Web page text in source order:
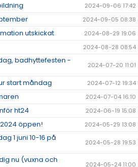
2024-09-06 17:42
2024-09-05 08:38
utskickat 2024-08-29 19:06
2024-08-28 08:54
badhyttefesten -
2024-07-20 11:01
start måndag 2024-07-12 19:34
2024-07-04 16:10
ht24 2024-06-19 15:08
öppen! 2024-05-29 13:08
1 juni 10-16 på
2024-05-28 19:53
nu (vuxna och
2024-05-24 11:00